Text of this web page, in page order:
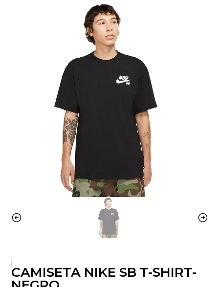
|
CAMISETA NIKE SB T-SHIRT-